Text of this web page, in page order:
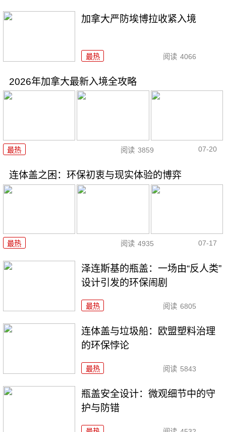
加拿大严防埃博拉收紧入境
最热 阅读 4066
2026年加拿大最新入境全攻略
最热 阅读 3859 07-20
连体盖之困：环保初衷与现实体验的博弈
最热 阅读 4935 07-17
泽连斯基的瓶盖：一场由“反人类”
设计引发的环保闹剧
最热 阅读 6805
连体盖与垃圾船：欧盟塑料治理
的环保悖论
最热 阅读 5843
瓶盖安全设计：微观细节中的守
护与防错